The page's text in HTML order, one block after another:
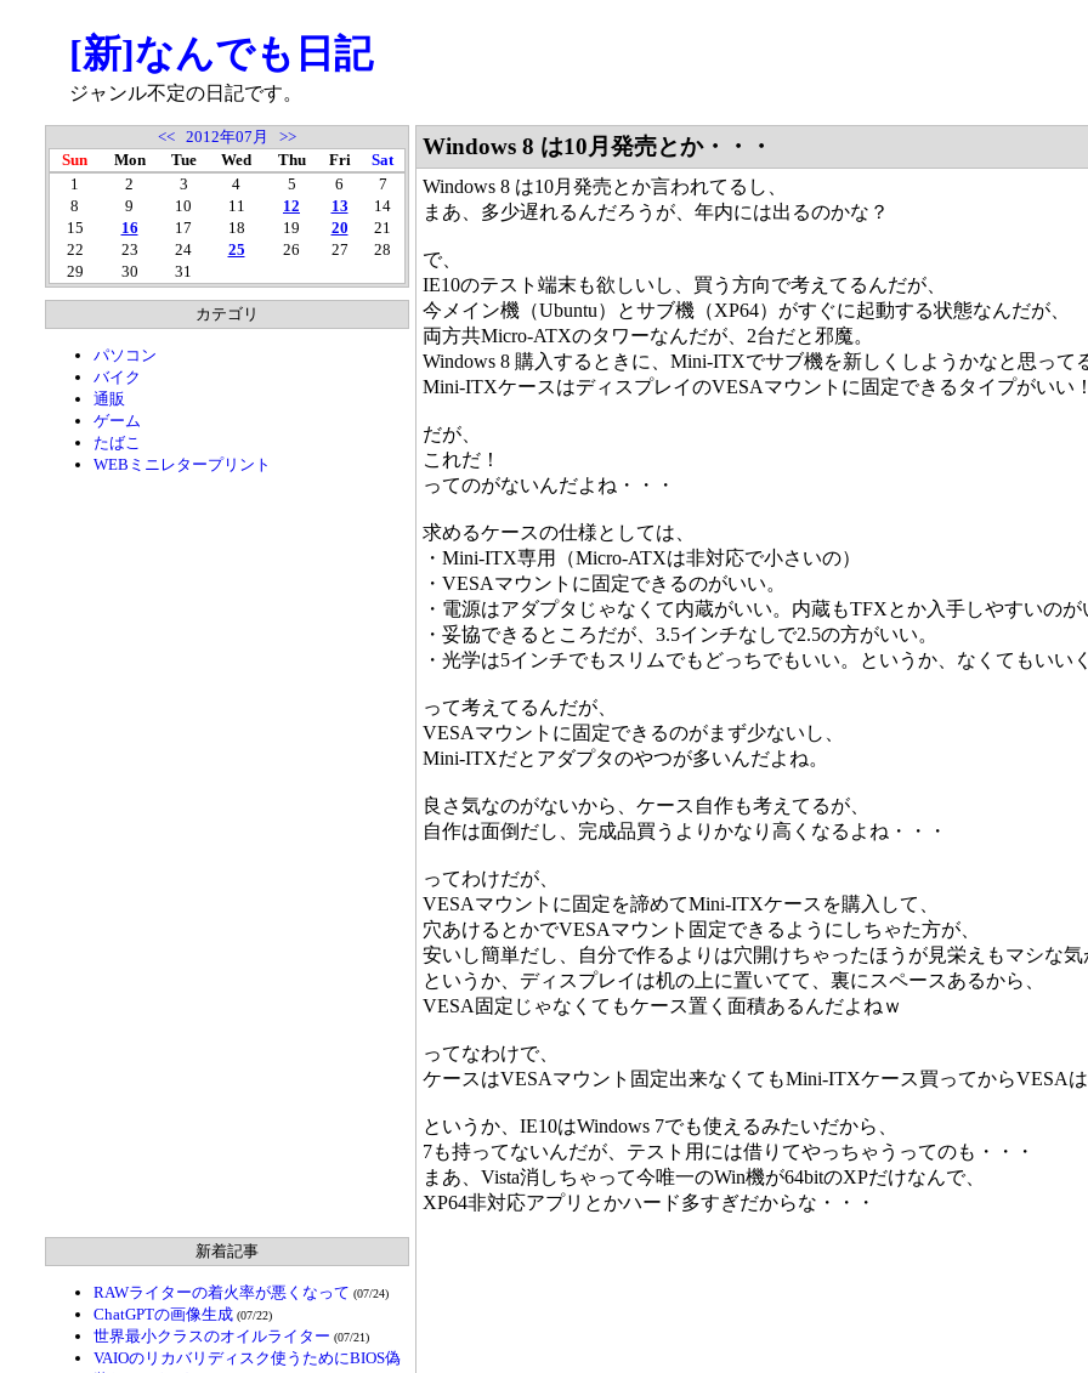
[新]なんでも日記
ジャンル不定の日記です。
<< 2012年07月
>>
Sun
Mon Tue Wed Thu Fri
Sat
1
2 3 4 5 6
7
8
9 10 11 12 13
14
15
16 17 18 19 20
21
22
23 24 25 26 27
28
29
30 31
カテゴリ
パソコン
バイク
通販
ゲーム
たばこ
WEBミニレタープリント
新着記事
RAWライターの着火率が悪くなって (07/24)
ChatGPTの画像生成 (07/22)
世界最小クラスのオイルライター (07/21)
VAIOのリカバリディスク使うためにBIOS偽
Windows 8 は10月発売とか・・・
Windows 8 は10月発売とか言われてるし、
まあ、多少遅れるんだろうが、年内には出るのかな？
で、
IE10のテスト端末も欲しいし、買う方向で考えてるんだが、
今メイン機（Ubuntu）とサブ機（XP64）がすぐに起動する状態なんだが、
両方共Micro-ATXのタワーなんだが、2台だと邪魔。
Windows 8 購入するときに、Mini-ITXでサブ機を新しくしようかなと思って
Mini-ITXケースはディスプレイのVESAマウントに固定できるタイプがいい！
だが、
これだ！
ってのがないんだよね・・・
求めるケースの仕様としては、
・Mini-ITX専用（Micro-ATXは非対応で小さいの）
・VESAマウントに固定できるのがいい。
・電源はアダプタじゃなくて内蔵がいい。内蔵もTFXとか入手しやすいのが
・妥協できるところだが、3.5インチなしで2.5の方がいい。
・光学は5インチでもスリムでもどっちでもいい。というか、なくてもいい
って考えてるんだが、
VESAマウントに固定できるのがまず少ないし、
Mini-ITXだとアダプタのやつが多いんだよね。
良さ気なのがないから、ケース自作も考えてるが、
自作は面倒だし、完成品買うよりかなり高くなるよね・・・
ってわけだが、
VESAマウントに固定を諦めてMini-ITXケースを購入して、
穴あけるとかでVESAマウント固定できるようにしちゃた方が、
安いし簡単だし、自分で作るよりは穴開けちゃったほうが見栄えもマシな気
というか、ディスプレイは机の上に置いてて、裏にスペースあるから、
VESA固定じゃなくてもケース置く面積あるんだよねｗ
ってなわけで、
ケースはVESAマウント固定出来なくてもMini-ITXケース買ってからVESA
というか、IE10はWindows 7でも使えるみたいだから、
7も持ってないんだが、テスト用には借りてやっちゃうってのも・・・
まあ、Vista消しちゃって今唯一のWin機が64bitのXPだけなんで、
XP64非対応アプリとかハード多すぎだからな・・・